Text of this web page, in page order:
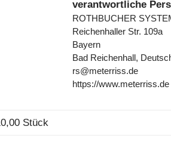
verantwortliche
ROTHBUCHER
Reichenhaller Str. 109a
Bayern
Bad Reichenhall,
rs@meterriss.de
https://www.meterriss.de
Stück